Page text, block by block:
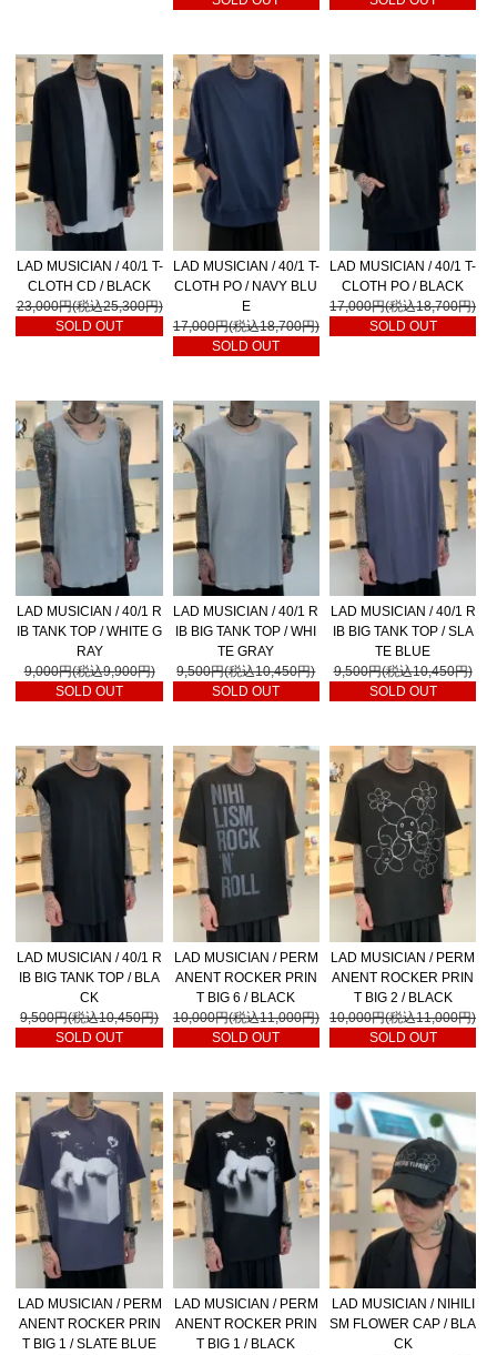
LAD MUSICIAN / 40/1 T-
CLOTH CD / BLACK
23,000円(税込25,300円)
SOLD OUT
LAD MUSICIAN / 40/1 T-
CLOTH PO / NAVY BLU
E
17,000円(税込18,700円)
SOLD OUT
LAD MUSICIAN / 40/1 T-
CLOTH PO / BLACK
17,000円(税込18,700円)
SOLD OUT
LAD MUSICIAN / 40/1 R
IB TANK TOP / WHITE G
RAY
9,000円(税込9,900円)
SOLD OUT
LAD MUSICIAN / 40/1 R
IB BIG TANK TOP / WHI
TE GRAY
9,500円(税込10,450円)
SOLD OUT
LAD MUSICIAN / 40/1 R
IB BIG TANK TOP / SLA
TE BLUE
9,500円(税込10,450円)
SOLD OUT
LAD MUSICIAN / 40/1 R
IB BIG TANK TOP / BLA
CK
9,500円(税込10,450円)
SOLD OUT
LAD MUSICIAN / PERM
ANENT ROCKER PRIN
T BIG 6 / BLACK
10,000円(税込11,000円)
SOLD OUT
LAD MUSICIAN / PERM
ANENT ROCKER PRIN
T BIG 2 / BLACK
10,000円(税込11,000円)
SOLD OUT
LAD MUSICIAN / PERM
ANENT ROCKER PRIN
T BIG 1 / SLATE BLUE
LAD MUSICIAN / PERM
ANENT ROCKER PRIN
T BIG 1 / BLACK
LAD MUSICIAN / NIHILI
SM FLOWER CAP / BLA
CK